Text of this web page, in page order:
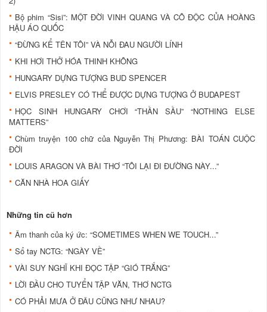
Bộ phim “Sisi”: MỘT ĐỜI VINH QUANG VÀ CÔ ĐỘC CỦA HOÀNG
HẬU ÁO QUỐC
“ĐỪNG KỂ TÊN TÔI” VÀ NỖI ĐAU NGƯỜI LÍNH
KHI HƠI THỞ HÓA THINH KHÔNG
HUNGARY DỰNG TƯỢNG BUD SPENCER
ELVIS PRESLEY CÓ THỂ ĐƯỢC DỰNG TƯỢNG Ở BUDAPEST
HỌC SINH HUNGARY CHƠI “THẦN SẦU” “NOTHING ELSE
MATTERS”
Chùm truyện 100 chữ của Nguyễn Thị Phương: BÀI TOÁN CUỘC
ĐỜI
LOUIS ARAGON VÀ BÀI THƠ “TÔI LẠI ĐI ĐƯỜNG NÀY...”
CĂN NHÀ HOA GIẤY
Những tin cũ hơn
Âm thanh của ký ức: “SOMETIMES WHEN WE TOUCH...”
Sổ tay NCTG: “NGÀY VỀ”
VÀI SUY NGHĨ KHI ĐỌC TẬP “GIÓ TRẮNG”
LỜI ĐẦU CHO TUYỂN TẬP VĂN, THƠ NCTG
CÓ PHẢI MƯA Ở ĐÂU CŨNG NHƯ NHAU?